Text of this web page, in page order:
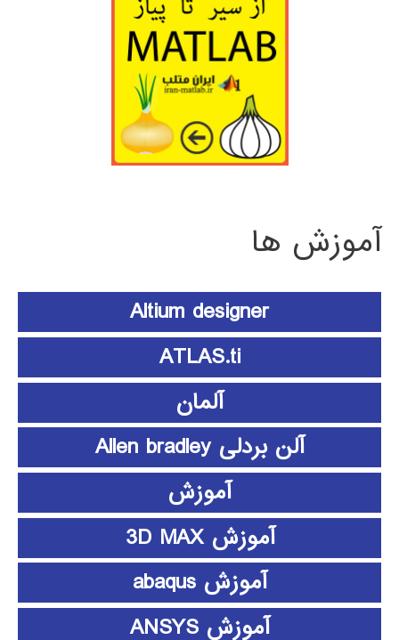
آموزش ها
Altium designer
ATLAS.ti
آلمان
آلن بردلی Allen bradley
آموزش
آموزش 3D MAX
آموزش abaqus
آموزش ANSYS